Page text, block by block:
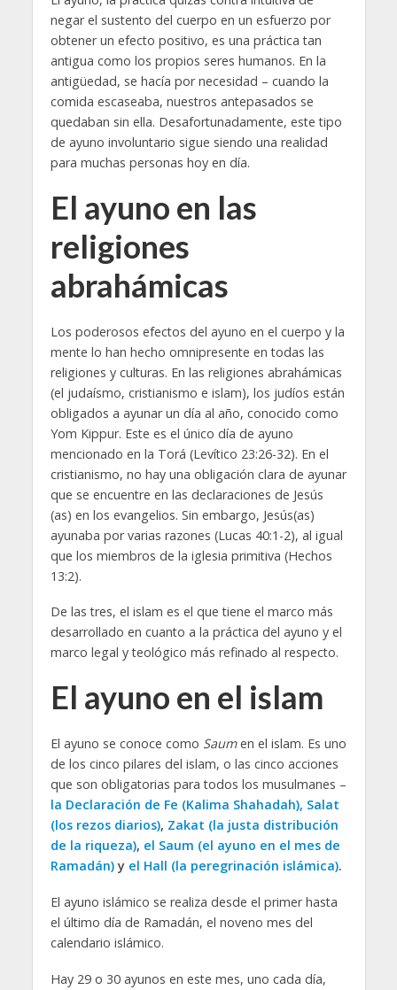
negar el sustento del cuerpo en un esfuerzo por
obtener un efecto positivo, es una práctica tan
antigua como los propios seres humanos. En la
antigüedad, se hacía por necesidad – cuando la
comida escaseaba, nuestros antepasados se
quedaban sin ella. Desafortunadamente, este tipo
de ayuno involuntario sigue siendo una realidad
para muchas personas hoy en día.
El ayuno en las
religiones
abrahámicas
Los poderosos efectos del ayuno en el cuerpo y la
mente lo han hecho omnipresente en todas las
religiones y culturas. En las religiones abrahámicas
(el judaísmo, cristianismo e islam), los judíos están
obligados a ayunar un día al año, conocido como
Yom Kippur. Este es el único día de ayuno
mencionado en la Torá (Levítico 23:26-32). En el
cristianismo, no hay una obligación clara de ayunar
que se encuentre en las declaraciones de Jesús
(as) en los evangelios. Sin embargo, Jesús(as)
ayunaba por varias razones (Lucas 40:1-2), al igual
que los miembros de la iglesia primitiva (Hechos
13:2).
De las tres, el islam es el que tiene el marco más
desarrollado en cuanto a la práctica del ayuno y el
marco legal y teológico más refinado al respecto.
El ayuno en el islam
El ayuno se conoce como Saumen el islam. Es uno
de los cinco pilares del islam, o las cinco acciones
que son obligatorias para todos los musulmanes –
la Declaración de Fe (Kalima Shahadah), Salat
(los rezos diarios), Zakat (la justa distribución
de la riqueza), el Saum (el ayuno en el mes de
Ramadán)y el Hall (la peregrinación islámica).
El ayuno islámico se realiza desde el primer hasta
el último día de Ramadán, el noveno mes del
calendario islámico.
Hay 29 o 30 ayunos en este mes, uno cada día,